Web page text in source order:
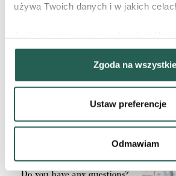
używa Twoich danych i w jakich
Gromadzić dane dotyczące
geograficznej z dokładnością
Identyfikować Twoje urządzenie,
czyli wirtualny odcisk palca)
Dowiedz się więcej odnośnie tego,
dane są przetwarzane oraz ustaw
zmienić lub wycofać swoją zgodę w
Zgoda na wszystkie
Ustaw preferencje
Odmawiam